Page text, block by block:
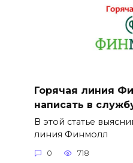
Горячая линия
написать в
В этой статье
линия Финмолл
0 718